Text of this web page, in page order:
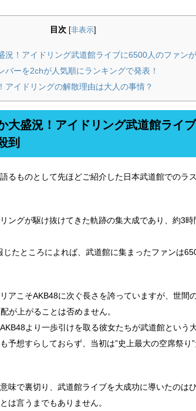
目次 非表示]
況！アイドリング武道館ライブに6500人のファン
バーを2chが人気順にランキングで発表！
アイドリングの解散理由は大人の事情？
大盛況！アイドリング武道館ライ
到
るものとして先ほどご紹介した日本武道館でのラ
ングが駆け抜けてきた軌跡の集大成であり、約3
じたところによれば、武道館に集まったファンは
アこそAKB48に次ぐ長さを誇っていますが、世間
が上がることは否めません。
より一歩引けを取る彼女たちが武道館という
予想すらしておらず、当初は”史上最大の空席祭り
味で裏切り、武道館ライブを大成功に導いたのは
は言うまでもありません。